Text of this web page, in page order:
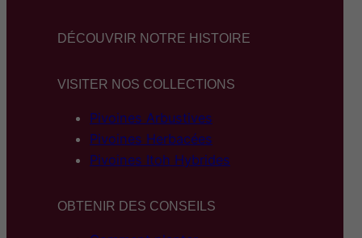
DÉCOUVRIR NOTRE HISTOIRE
VISITER NOS COLLECTIONS
Pivoines Arbustives
Pivoines Herbacées
Pivoines Itoh Hybrides
OBTENIR DES CONSEILS